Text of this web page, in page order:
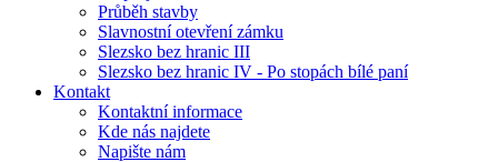
Průběh stavby
Slavnostní otevření zámku
Slezsko bez hranic III
Slezsko bez hranic IV - Po stopách bílé paní
Kontakt
Kontaktní informace
Kde nás najdete
Napište nám